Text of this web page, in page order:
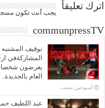
اترك تعليقاً
يجب أنت تكون
communpressTV
توقيف
المشاركةفي
يعرضون شخصا
العام بالجديدة..
‏أسبوعين مضت
عبد اللطيف